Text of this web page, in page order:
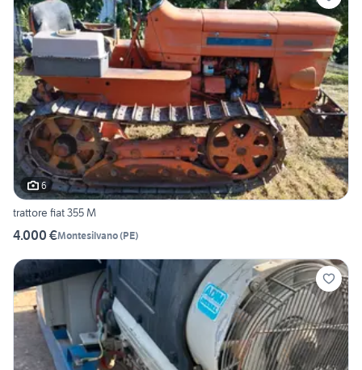
6
trattore fiat 355 M
4.000 €Montesilvano(PE)